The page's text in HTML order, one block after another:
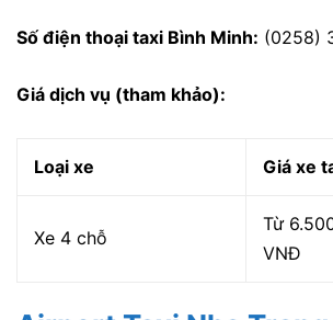
Số điện thoại taxi Bình Minh: (0258)
Giá dịch vụ (tham khảo):
Loại xe Giá xe
Xe 4 chỗ
Từ
VNĐ